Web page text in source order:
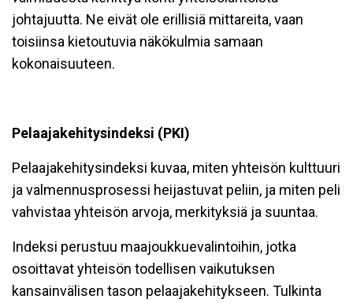
johtajuutta. Ne eivät ole erillisiä mittareita, vaan
toisiinsa kietoutuvia näkökulmia samaan
kokonaisuuteen.
Pelaajakehitysindeksi (PKI)
Pelaajakehitysindeksi kuvaa, miten yhteisön kulttuuri
ja valmennusprosessi heijastuvat peliin, ja miten peli
vahvistaa yhteisön arvoja, merkityksiä ja suuntaa.
Indeksi perustuu maajoukkuevalintoihin, jotka
osoittavat yhteisön todellisen vaikutuksen
kansainvälisen tason pelaajakehitykseen. Tulkinta